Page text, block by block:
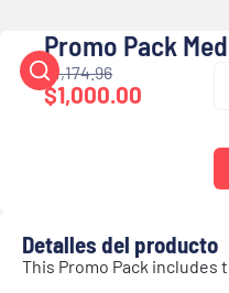
Promo Pack
$ 1,174.96
$1,000.00
Detalles del producto
This Promo Pack